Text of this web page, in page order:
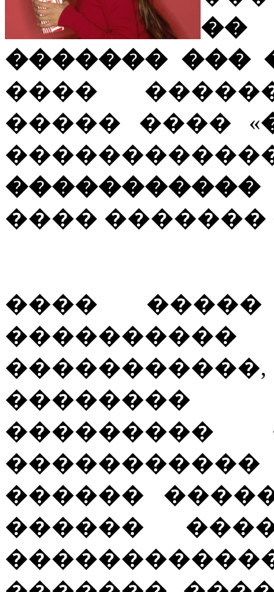
��
������� ���
����
����� ���� «
�����������
���� �������
����
���������
������
������